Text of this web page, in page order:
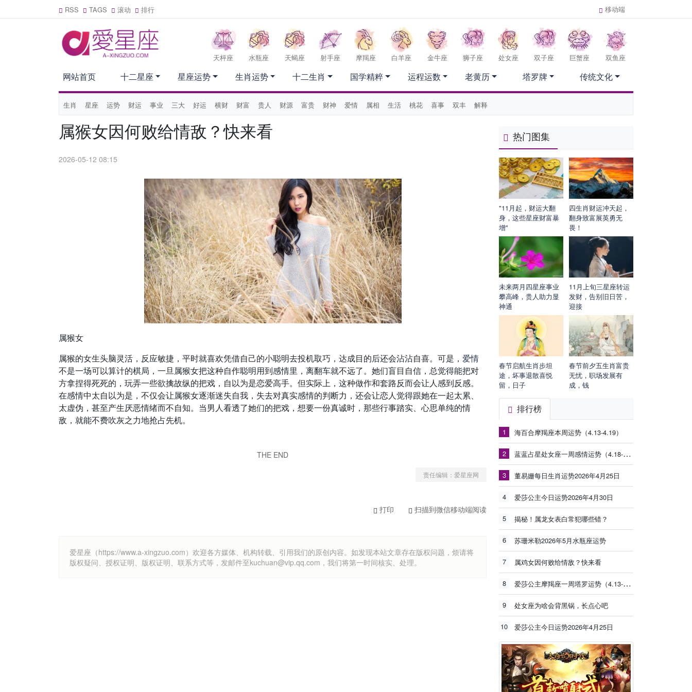
RSS TAGS 滚动 排行 移动端
天枰座 水瓶座 天蝎座 射手座 摩羯座 白羊座 金牛座 狮子座 处女座 双子座 巨蟹座 双鱼座
网站首页
生肖 星座 运势 财运 事业 三大 好运 横财 财富 贵人 财源 富贵 财神 爱情 属相 生活 桃花 喜事 双丰 解释
十二星座 星座运势 生肖运势 十二生肖 国学精粹 运程运数 老黄历 塔罗牌 传统文化
属猴女因何败给情敌？快来看
2026-05-12 08:15
属猴女
属猴的女生头脑灵活，反应敏捷，平时就喜欢凭借自己的小聪明去投机取巧，达成目的后还会沾沾自喜。可是， 爱情
不是一场可以算计的棋局，一旦属猴女把这种自作聪明用到感情里，离翻车就不远了。她们盲目自信，总觉得能把对
方拿捏得死死的，玩弄一些欲擒故纵的把戏，自以为是恋爱高手。但实际上，这种做作和套路反而会让人感到反感。
在感情中太自以为是，不仅会让属猴女逐渐迷失自我，失去对真实感情的判断力，还会让恋人觉得跟她在一起太累、
太虚伪，甚至产生厌恶情绪而不自知。当男人看透了她们的把戏，想要一份真诚时，那些行事踏实、心思单纯的情
敌，就能不费吹灰之力地抢占先机。
THE END
责任编辑：爱星座网
打印 扫描到微信移动端阅读
爱星座（https://www.a-xingzuo.com）欢迎各方媒体、机构转载、引用我们的原创内容。如发现本站文章存在版权问题，烦请将
版权疑问、授权证明、版权证明、联系方式等，发邮件至kuchuan@vip.qq.com，我们将第一时间核实、处理。
热门图集
"11月起，财运大翻
身，这些星座财富暴
增"
四生肖财运冲天起，
翻身致富展英勇无
畏！
未来两月四星座事业
攀高峰，贵人助力显
神通
11月上旬三星座转运
发财，告别旧日苦，
迎接
春节启航生肖步坦
途，坏事退散喜悦
留，日子
春节前夕五生肖富贵
无忧，职场发展有
成，钱
排行榜
1 海百合摩羯座本周运势（4.13-4.19）
2 蓝蓝占星处女座一周感情运势（4.18-4.24）
3 董易姗每日生肖运势2026年4月25日
4 爱莎公主今日运势2026年4月30日
5 揭秘！属龙女表白常犯哪些错？
6 苏珊米勒2026年5月水瓶座运势
7 属鸡女因何败给情敌？快来看
8 爱莎公主摩羯座一周塔罗运势（4.13-4.19）
9 处女座为啥会背黑锅，长点心吧
10 爱莎公主今日运势2026年4月25日